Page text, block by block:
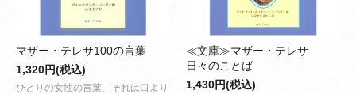
マザー・テレサ100の言葉
1,320円(税込)
ひとりの女性の言葉、それは口より
≪文庫≫マザー・テレサ
日々のことば
1,430円(税込)